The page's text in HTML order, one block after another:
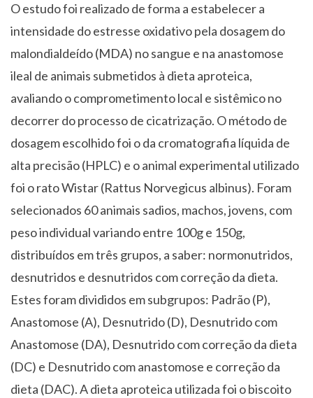
O estudo foi realizado de forma a estabelecer a
intensidade do estresse oxidativo pela dosagem do
malondialdeído (MDA) no sangue e na anastomose
ileal de animais submetidos à dieta aproteica,
avaliando o comprometimento local e sistêmico no
decorrer do processo de cicatrização. O método de
dosagem escolhido foi o da cromatografia líquida de
alta precisão (HPLC) e o animal experimental utilizado
foi o rato Wistar (Rattus Norvegicus albinus). Foram
selecionados 60 animais sadios, machos, jovens, com
peso individual variando entre 100g e 150g,
distribuídos em três grupos, a saber: normonutridos,
desnutridos e desnutridos com correção da dieta.
Estes foram divididos em subgrupos: Padrão (P),
Anastomose (A), Desnutrido (D), Desnutrido com
Anastomose (DA), Desnutrido com correção da dieta
(DC) e Desnutrido com anastomose e correção da
dieta (DAC). A dieta aproteica utilizada foi o biscoito